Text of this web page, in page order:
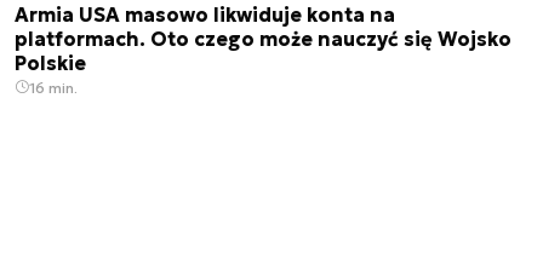
Armia USA masowo likwiduje konta na
platformach. Oto czego może nauczyć się Wojsko
Polskie
16 min.